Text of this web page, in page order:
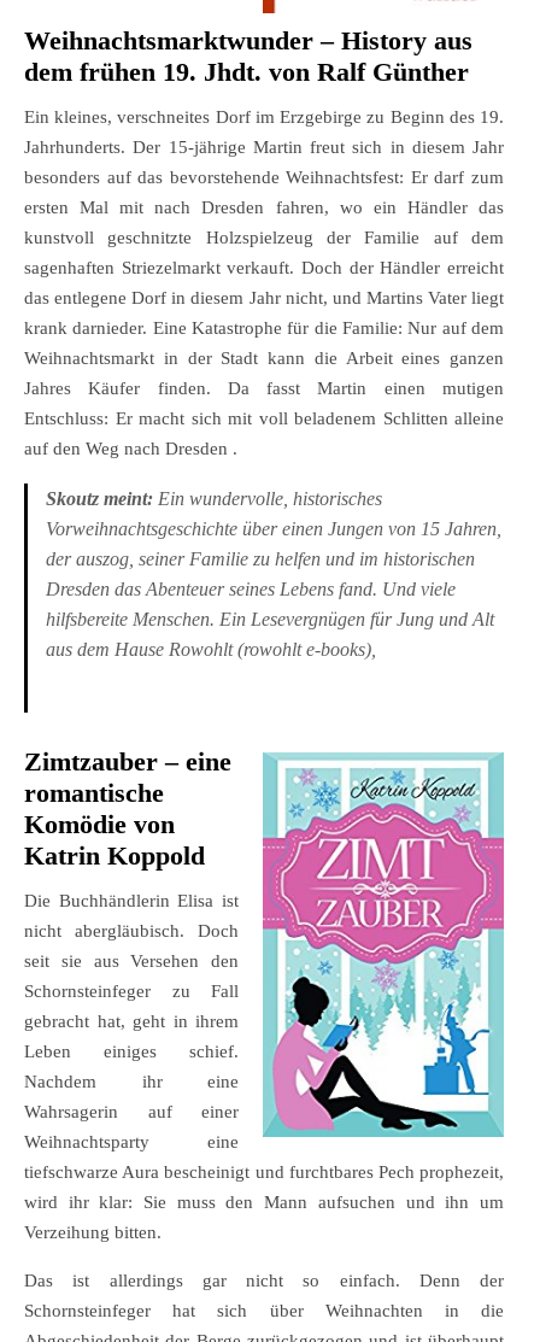
Weihnachtsmarktwunder – History aus
dem frühen 19. Jhdt. von Ralf Günther
Ein kleines, verschneites Dorf im Erzgebirge zu Beginn des 19.
Jahrhunderts. Der 15-jährige Martin freut sich in diesem Jahr
besonders auf das bevorstehende Weihnachtsfest: Er darf zum
ersten Mal mit nach Dresden fahren, wo ein Händler das
kunstvoll geschnitzte Holzspielzeug der Familie auf dem
sagenhaften Striezelmarkt verkauft. Doch der Händler erreicht
das entlegene Dorf in diesem Jahr nicht, und Martins Vater liegt
krank darnieder. Eine Katastrophe für die Familie: Nur auf dem
Weihnachtsmarkt in der Stadt kann die Arbeit eines ganzen
Jahres Käufer finden. Da fasst Martin einen mutigen
Entschluss: Er macht sich mit voll beladenem Schlitten alleine
auf den Weg nach Dresden .
Skoutz meint: Ein wundervolle, historisches
Vorweihnachtsgeschichte über einen Jungen von 15 Jahren,
der auszog, seiner Familie zu helfen und im historischen
Dresden das Abenteuer seines Lebens fand. Und viele
hilfsbereite Menschen. Ein Lesevergnügen für Jung und Alt
aus dem Hause Rowohlt (rowohlt e-books),
Zimtzauber – eine
romantische
Komödie von
Katrin Koppold
Die Buchhändlerin Elisa ist
nicht abergläubisch. Doch
seit sie aus Versehen den
Schornsteinfeger zu Fall
gebracht hat, geht in ihrem
Leben einiges schief.
Nachdem ihr eine
Wahrsagerin auf einer
Weihnachtsparty eine
tiefschwarze Aura bescheinigt und furchtbares Pech prophezeit,
wird ihr klar: Sie muss den Mann aufsuchen und ihn um
Verzeihung bitten.
Das ist allerdings gar nicht so einfach. Denn der
Schornsteinfeger hat sich über Weihnachten in die